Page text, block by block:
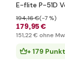
E-flite P-51D
179,95 €
194,16 €(-7 %)
151,22 € ohne
+ 179